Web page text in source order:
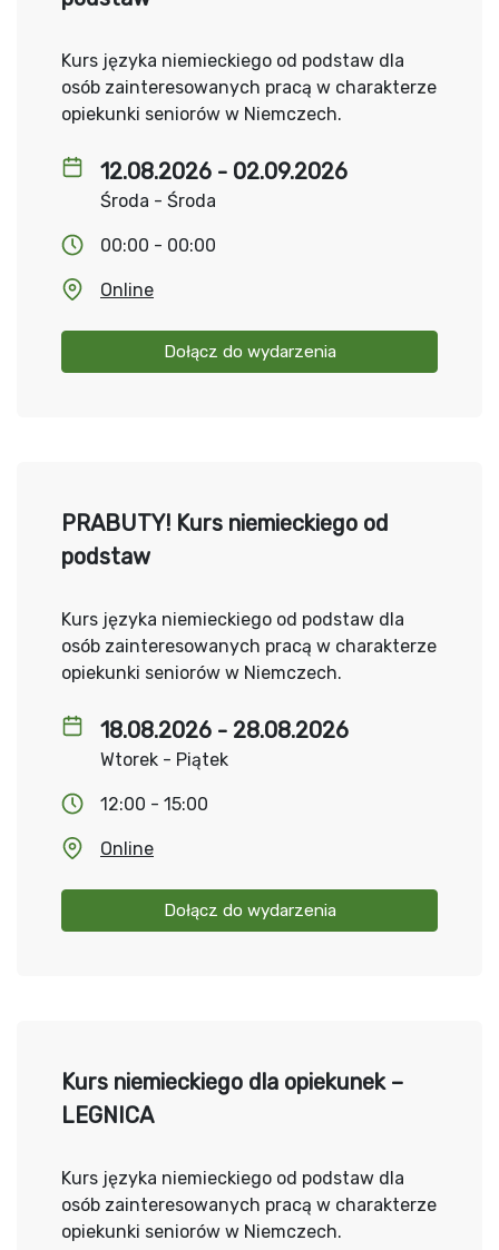
12.08.2026 - 02.09.2026
Środa - Środa
00:00 - 00:00
Online
Dołącz do wydarzenia
Kurs języka niemieckiego od podstaw dla
osób zainteresowanych pracą w charakterze
opiekunki seniorów w Niemczech.
18.08.2026 - 28.08.2026
Wtorek - Piątek
12:00 - 15:00
Online
Dołącz do wydarzenia
PRABUTY! Kurs niemieckiego od
podstaw
Kurs języka niemieckiego od podstaw dla
osób zainteresowanych pracą w charakterze
opiekunki seniorów w Niemczech.
Kurs niemieckiego dla opiekunek –
LEGNICA
Kurs języka niemieckiego od podstaw dla
osób zainteresowanych pracą w charakterze
opiekunki seniorów w Niemczech.